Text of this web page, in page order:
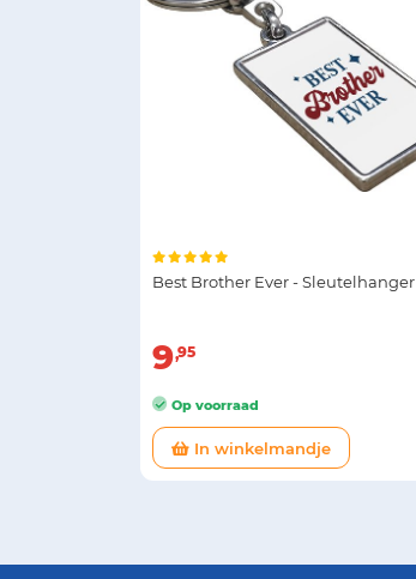
Best Brother Ever - Sleutelhanger
9 95
Op voorraad
In winkelmandje